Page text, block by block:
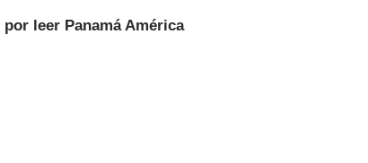
por leer Panamá América